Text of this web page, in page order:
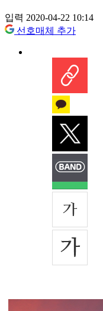
입력 2020-04-22 10:14
선호매체 추가